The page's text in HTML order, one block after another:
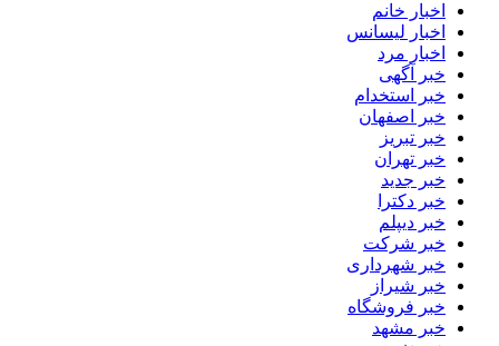
اخبار خانم
اخبار لیسانس
اخبار مرد
خبر آگهی
خبر استخدام
خبر اصفهان
خبر تبریز
خبر تهران
خبر جدید
خبر دکترا
خبر دیپلم
خبر شرکت
خبر شهرداری
خبر شیراز
خبر فروشگاه
خبر مشهد